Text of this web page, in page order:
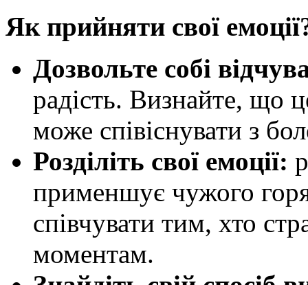
Як прийняти свої
Дозвольте собі
радість. Визнайте, що
може співіснувати з
Розділіть свої емоції:
применшує чужого
співчувати тим, хто
моментам.